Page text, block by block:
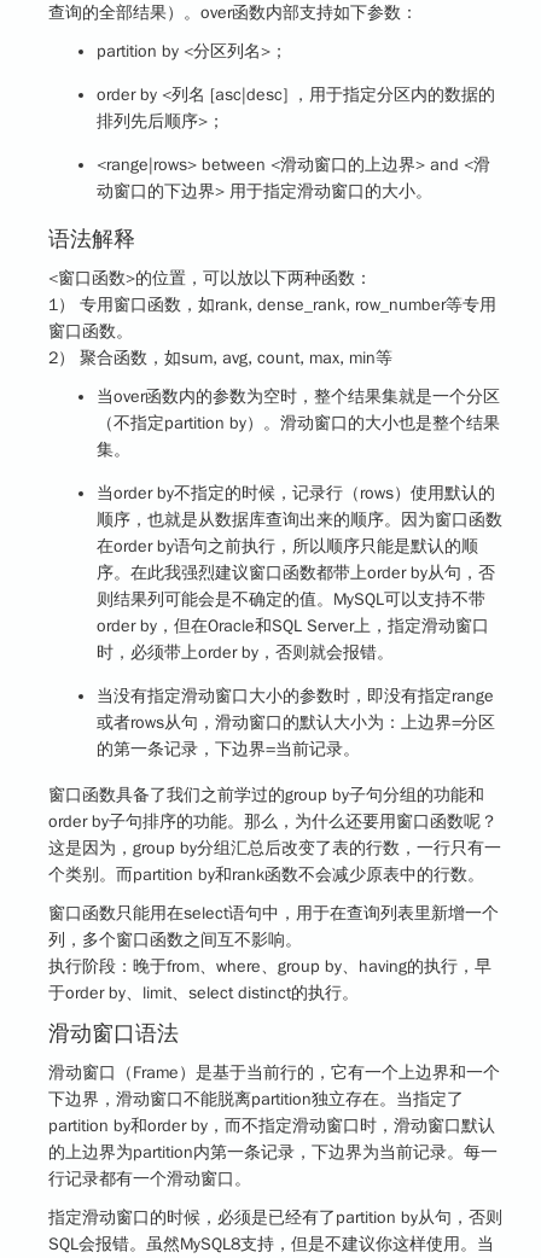
查询的全部结果）。over函数内部支持如下参数：
partition by <分区列名>；
order by <列名 [asc|desc] ，用于指定分区内的数据的
排列先后顺序>；
<range|rows> between <滑动窗口的上边界> and <滑
动窗口的下边界> 用于指定滑动窗口的大小。
语法解释
<窗口函数>的位置，可以放以下两种函数：
1） 专用窗口函数，如rank, dense_rank, row_number等专用
窗口函数。
2） 聚合函数，如sum, avg, count, max, min等
当over函数内的参数为空时，整个结果集就是一个分区
（不指定partition by）。滑动窗口的大小也是整个结果
集。
当order by不指定的时候，记录行（rows）使用默认的
顺序，也就是从数据库查询出来的顺序。因为窗口函数
在order by语句之前执行，所以顺序只能是默认的顺
序。在此我强烈建议窗口函数都带上order by从句，否
则结果列可能会是不确定的值。MySQL可以支持不带
order by，但在Oracle和SQL Server上，指定滑动窗口
时，必须带上order by，否则就会报错。
当没有指定滑动窗口大小的参数时，即没有指定range
或者rows从句，滑动窗口的默认大小为：上边界=分区
的第一条记录，下边界=当前记录。
窗口函数具备了我们之前学过的group by子句分组的功能和
order by子句排序的功能。那么，为什么还要用窗口函数呢？
这是因为，group by分组汇总后改变了表的行数，一行只有一
个类别。而partition by和rank函数不会减少原表中的行数。
窗口函数只能用在select语句中，用于在查询列表里新增一个
列，多个窗口函数之间互不影响。
执行阶段 ：晚于from、where、group by、having的执行，早
于order by、limit、select distinct的执行。
滑动窗口语法
滑动窗口（Frame）是基于当前行的，它有一个上边界和一个
下边界，滑动窗口不能脱离partition独立存在。当指定了
partition by和order by，而不指定滑动窗口时，滑动窗口默认
的上边界为partition内第一条记录，下边界为当前记录。每一
行记录都有一个滑动窗口。
指定滑动窗口的时候，必须是已经有了partition by从句，否则
SQL会报错。虽然MySQL8支持，但是不建议你这样使用。当